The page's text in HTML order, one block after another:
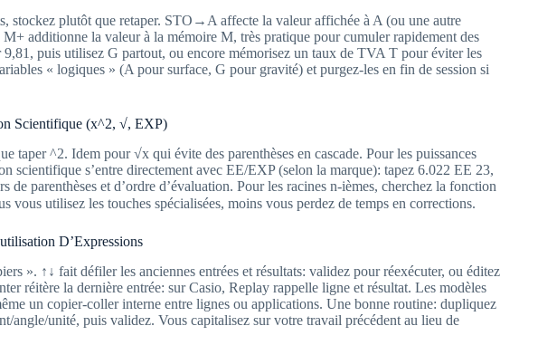
stockez plutôt que retaper. STO→A affecte la valeur affichée à A (ou une autre
additionne la valeur à la mémoire M, très pratique pour cumuler rapidement des
puis utilisez G partout, ou encore mémorisez un taux de TVA T pour éviter les
« logiques » (A pour surface, G pour gravité) et purgez-les en fin de session si
Scientifique (x^2, √, EXP)
taper ^2. Idem pour √x qui évite des parenthèses en cascade. Pour les puissances
scientifique s’entre directement avec EE/EXP (selon la marque): tapez 6.022 EE 23,
parenthèses et d’ordre d’évaluation. Pour les racines n-ièmes, cherchez la fonction
utilisez les touches spécialisées, moins vous perdez de temps en corrections.
D’Expressions
». ↑↓ fait défiler les anciennes entrées et résultats: validez pour réexécuter, ou éditez
réitère la dernière entrée: sur Casio, Replay rappelle ligne et résultat. Les modèles
un copier-coller interne entre lignes ou applications. Une bonne routine: dupliquez
angle/unité, puis validez. Vous capitalisez sur votre travail précédent au lieu de